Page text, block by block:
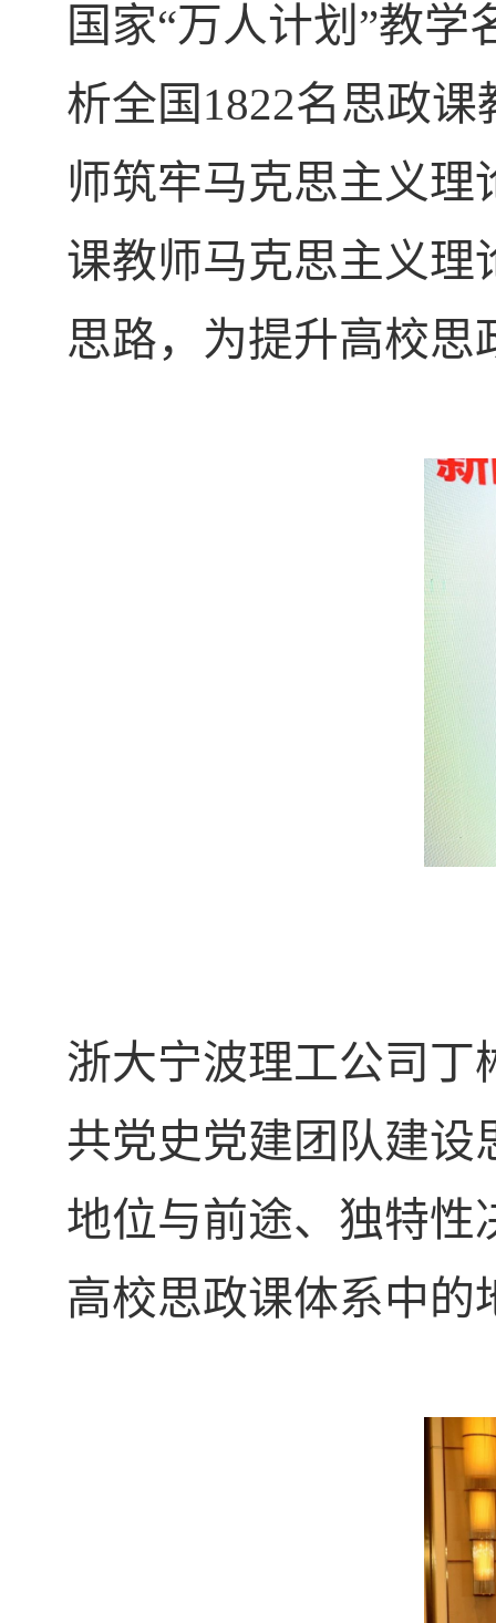
国家“万人计划”教
析全国 1822名思政课
师筑牢马克思主义
课教师马克思主义理
思路，为提升高校思
浙大宁波理工公司丁
共党史党建团队建设
地位与前途、独特性
高校思政课体系中的